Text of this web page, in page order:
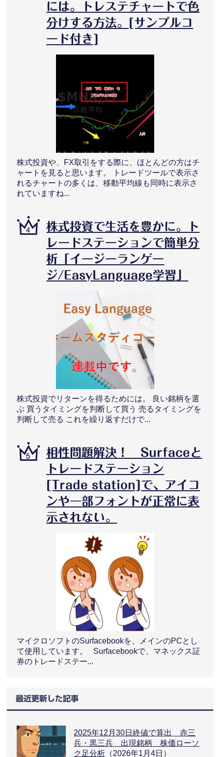
には。トレステチャートで色
分けする方法。[サンプルコ
ード付き]
株式投資や、FX取引をする際に、ほとんどの方はチ
ャートを見ると思います。 トレードツールで表示さ
れるチャートの多くは、移動平均線も同時に表示さ
れていますね...
株式投資で生活を豊かに。ト
レードステーションで簡単分
析「イージーランゲー
ジ/EasyLanguage学習」
株式投資でリターンを得るためには。 良い銘柄を選
ぶ 買うタイミングを判断して買う 売るタイミングを
判断して売る これを繰り返すだけで...
相性問題解決！ Surfaceと
トレードステーション
[Trade station]で、アイコ
ンや一部フォントが正常に表
示されない。
マイクロソフトのSurfacebookを、メインのPCとし
て使用しています。 Surfacebookで、マネックス証
券のトレードステー...
最近更新した記事
2025年12月30日終値で算出 赤三
兵・黒三兵 出現銘柄 株価ローソ
ク足分析 （2026年1月4日）